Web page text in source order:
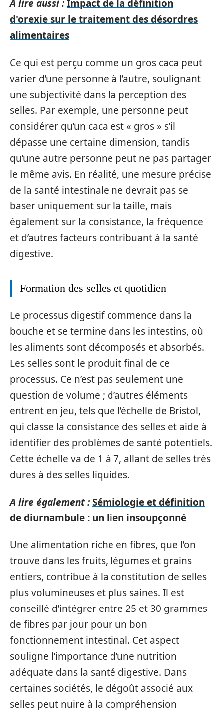
A lire aussi :Impact de la définition
d'orexie sur le traitement des désordres
alimentaires
Ce qui est perçu comme un gros caca peut
varier d’une personne à l’autre, soulignant
une subjectivité dans la perception des
selles. Par exemple, une personne peut
considérer qu’un caca est « gros » s’il
dépasse une certaine dimension, tandis
qu’une autre personne peut ne pas partager
le même avis. En réalité, une mesure précise
de la santé intestinale ne devrait pas se
baser uniquement sur la taille, mais
également sur la consistance, la fréquence
et d’autres facteurs contribuant à la santé
digestive.
Formation des selles et quotidien
Le processus digestif commence dans la
bouche et se termine dans les intestins, où
les aliments sont décomposés et absorbés.
Les selles sont le produit final de ce
processus. Ce n’est pas seulement une
question de volume ; d’autres éléments
entrent en jeu, tels que l’échelle de Bristol,
qui classe la consistance des selles et aide à
identifier des problèmes de santé potentiels.
Cette échelle va de 1 à 7, allant de selles très
dures à des selles liquides.
A lire également :Sémiologie et définition
de diurnambule : un lien insoupçonné
Une alimentation riche en fibres, que l’on
trouve dans les fruits, légumes et grains
entiers, contribue à la constitution de selles
plus volumineuses et plus saines. Il est
conseillé d’intégrer entre 25 et 30 grammes
de fibres par jour pour un bon
fonctionnement intestinal. Cet aspect
souligne l’importance d’une nutrition
adéquate dans la santé digestive. Dans
certaines sociétés, le dégoût associé aux
selles peut nuire à la compréhension